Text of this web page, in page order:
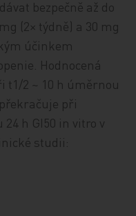
bezpečně až do
(2× týdně) a 30 mg
účinkem
Hodnocená
2 ~ 10 h úměrnou
při
h GI50 in vitro v
studii: